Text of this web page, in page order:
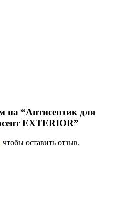
на “Антисептик для
EXTERIOR”
чтобы оставить отзыв.